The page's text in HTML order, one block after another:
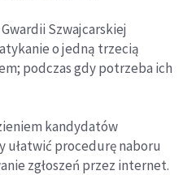
Szwajcarskiej
o jedną trzecią
podczas gdy potrzeba ich
kandydatów
ułatwić procedurę naboru
zgłoszeń przez internet.